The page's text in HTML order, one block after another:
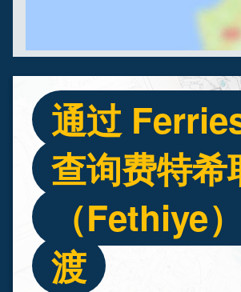
通过
查询费特希
（Fethiye
渡